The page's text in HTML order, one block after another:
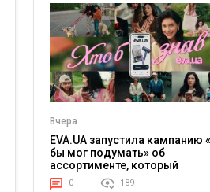
Вчера
EVA.UA запустила кампанию
бы мог подумать» об
ассортименте, который
покупатели не ожидают
0 189